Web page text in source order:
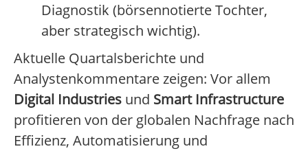
Diagnostik (börsennotierte Tochter,
aber strategisch wichtig).
Aktuelle Quartalsberichte und
Analystenkommentare zeigen: Vor allem
Digital Industries und Smart Infrastructure
profitieren von der globalen Nachfrage nach
Effizienz, Automatisierung und